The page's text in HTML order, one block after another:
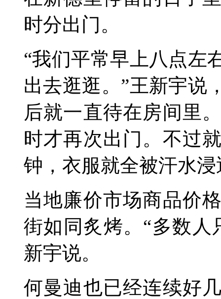
时分出门。
“我们平常早上八点左
出去逛逛。”王新宇说
后就一直待在房间里
时才再次出门。不过
钟，衣服就全被汗水
当地廉价市场商品价
街如同炙烤。“多数人
新宇说。
何曼迪也已经连续好